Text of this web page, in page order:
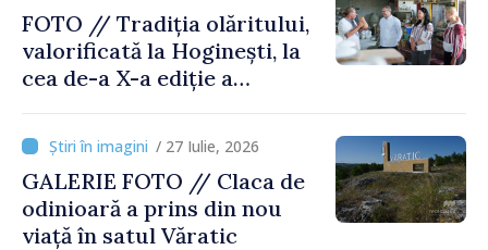
FOTO // Tradiția olăritului,
valorificată la Hoginești, la
cea de-a X-a ediție a
Vasile Gonciari”
/ 27 Iulie, 2026
GALERIE FOTO // Claca de
odinioară a prins din nou
viață în satul Văratic